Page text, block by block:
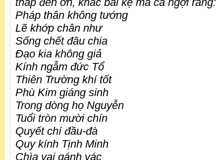
Pháp thân không tướng
Lẽ khớp chân như
Sống chết đâu chia
Đạo kia không giả
Kính ngẫm đức Tổ
Thiên Trường khí tốt
Phù Kim giáng sinh
Trong dòng họ Nguyễn
Tuổi tròn mười chín
Quyết chí đầu-đà
Quy kính Tịnh Minh
Chìa vai gánh vác